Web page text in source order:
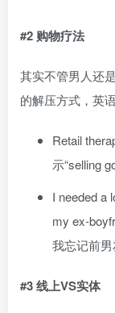
#2 购物疗法
其实不管男人还
的解压方式，英
Retail
示“selling
I needed a
my ex-
我忘记前男
#3 线上VS实体